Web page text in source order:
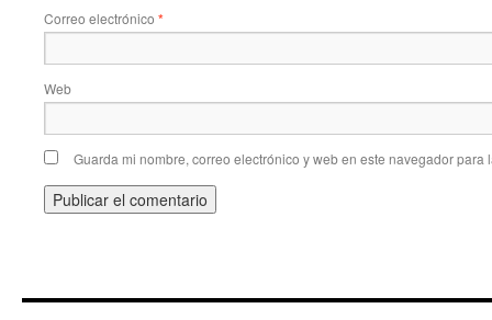
Correo electrónico *
Web
Guarda mi nombre, correo electrónico y web en este navegador para